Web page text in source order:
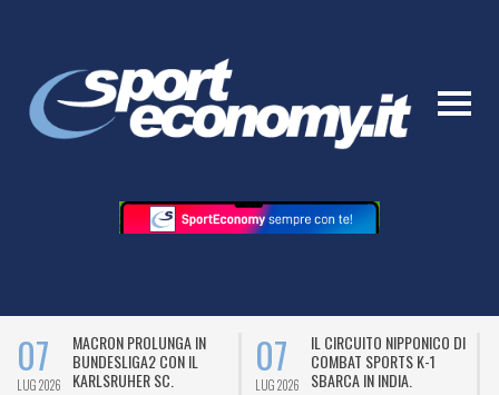
07
LUG 2026
MACRON PROLUNGA IN
BUNDESLIGA2 CON IL
KARLSRUHER SC.
07
LUG 2026
IL CIRCUITO NIPPONICO DI
COMBAT SPORTS K-1
SBARCA IN INDIA.